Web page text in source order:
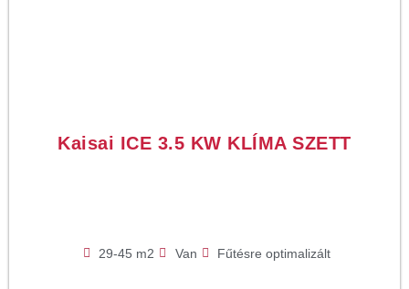
Kaisai ICE 3.5 KW KLÍMA SZETT
29-45 m2 Van Fűtésre optimalizált